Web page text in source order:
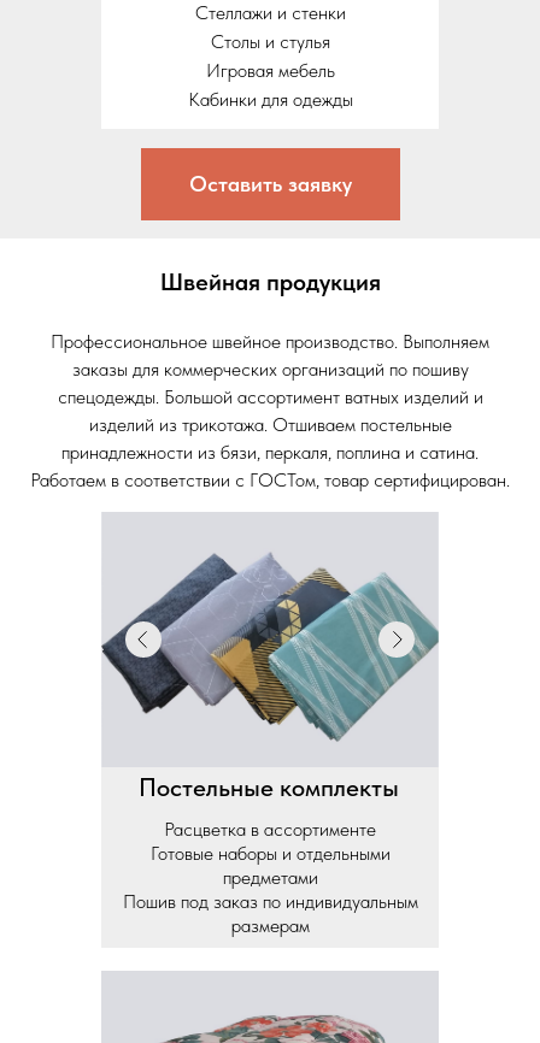
Стеллажи и стенки
Столы и стулья
Игровая мебель
Кабинки для одежды
Оставить заявку
Швейная продукция
Профессиональное швейное производство. Выполняем
заказы для коммерческих организаций по пошиву
спецодежды. Большой ассортимент ватных изделий и
изделий из трикотажа. Отшиваем постельные
принадлежности из бязи, перкаля, поплина и сатина.
Работаем в соответствии с ГОСТом, товар сертифицирован.
Постельные комплекты
Расцветка в ассортименте
Готовые наборы и отдельными
предметами
Пошив под заказ по индивидуальным
размерам